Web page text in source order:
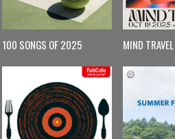
100 SONGS OF 2025 MIND TRAVEL